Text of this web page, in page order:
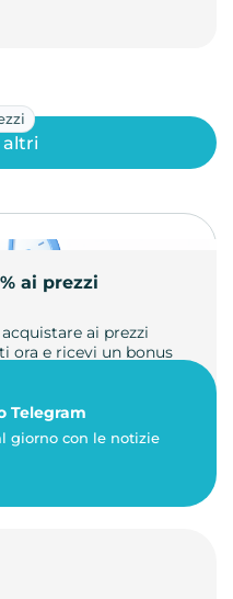
ai prezzi
ai prezzi
ora e ricevi un bonus
altri
Telegram
giorno con le notizie